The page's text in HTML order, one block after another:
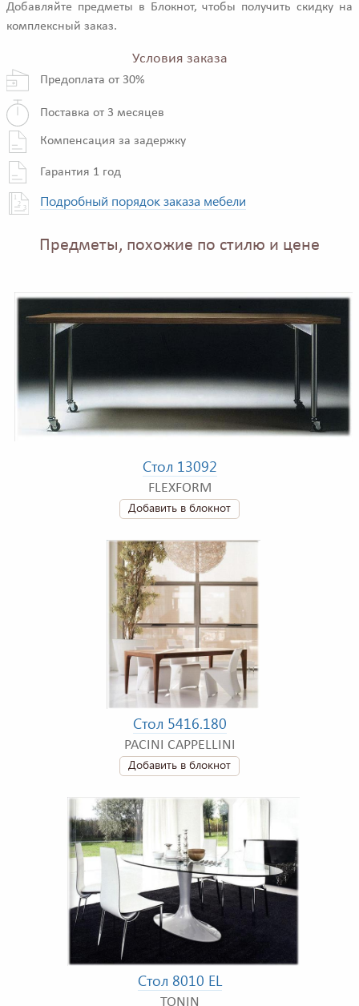
Добавляйте предметы в Блокнот, чтобы получить скидку на
комплексный заказ.
Условия заказа
Предоплата от 30%
Поставка от 3 месяцев
Компенсация за задержку
Гарантия 1 год
Подробный порядок заказа мебели
Предметы, похожие по стилю и цене
Стол 13092
FLEXFORM
Добавить в блокнот
Стол 5416.180
PACINI CAPPELLINI
Добавить в блокнот
Стол 8010 EL
TONIN